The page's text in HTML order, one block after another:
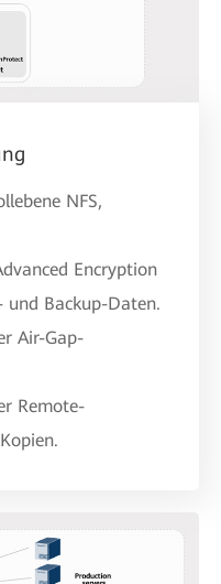
NFS,
Encryption
Backup-Daten.
Air-Gap-
Remote-